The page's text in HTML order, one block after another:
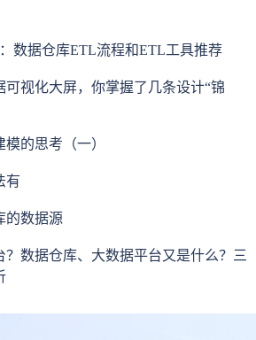
数据仓库ETL流程和ETL工具推荐
可视化大屏，你掌握了几条设计“锦
的思考（一）
有
的数据源
？数据仓库、大数据平台又是什么？三